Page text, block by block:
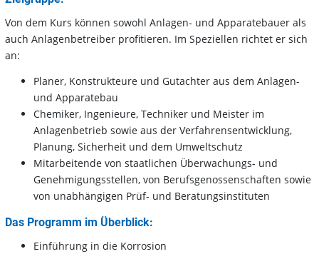
Von dem Kurs können sowohl Anlagen- und Apparatebauer als
auch Anlagenbetreiber profitieren. Im Speziellen richtet er sich
an:
Planer, Konstrukteure und Gutachter aus dem Anlagen-
und Apparatebau
Chemiker, Ingenieure, Techniker und Meister im
Anlagenbetrieb sowie aus der Verfahrensentwicklung,
Planung, Sicherheit und dem Umweltschutz
Mitarbeitende von staatlichen Überwachungs- und
Genehmigungsstellen, von Berufsgenossenschaften sowie
von unabhängigen Prüf- und Beratungsinstituten
Das Programm im Überblick:
Einführung in die Korrosion